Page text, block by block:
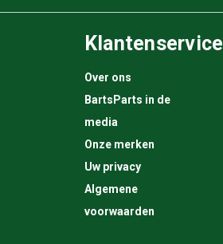
Klantenservice
Over ons
BartsParts in de
media
Onze merken
Uw privacy
Algemene
voorwaarden